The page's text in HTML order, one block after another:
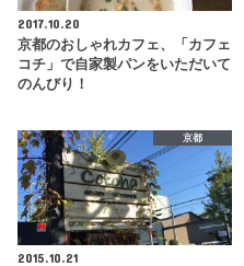
2017.10.20
京都のおしゃれカフェ、「カフェ
コチ」で自家製パンをいただいて
のんびり！
京都
2015.10.21